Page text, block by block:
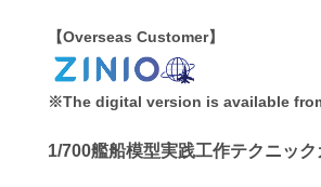
【Overseas Customer】
※The digital version is available
1/700艦船模型実践工作テクニック